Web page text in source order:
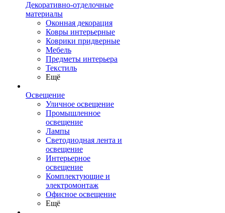
Декоративно-отделочные
материалы
Оконная декорация
Ковры интерьерные
Коврики придверные
Мебель
Предметы интерьера
Текстиль
Ещё
Освещение
Уличное освещение
Промышленное
освещение
Лампы
Светодиодная лента и
освещение
Интерьерное
освещение
Комплектующие и
электромонтаж
Офисное освещение
Ещё